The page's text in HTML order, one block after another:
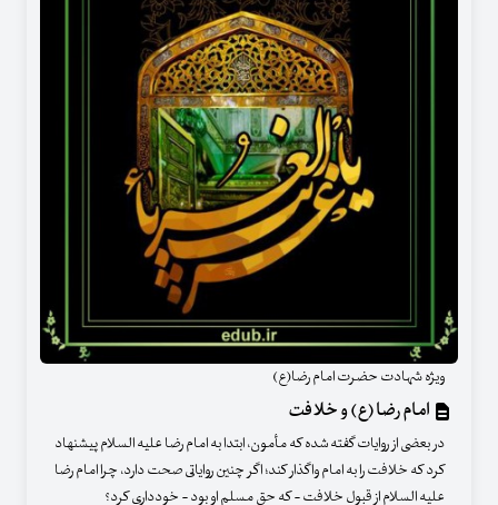
ویژه شهادت حضرت امام رضا(ع)
امام رضا (ع) و خلافت
در بعضی از روایات گفته شده که مأمون، ابتدا به امام رضا علیه السلام پیشنهاد
کرد که خلافت را به امام واگذار کند؛ اگر چنین روایاتی صحت دارد، چرا امام رضا
علیه السلام از قبول خلافت - که حق مسلم او بود - خودداری کرد؟